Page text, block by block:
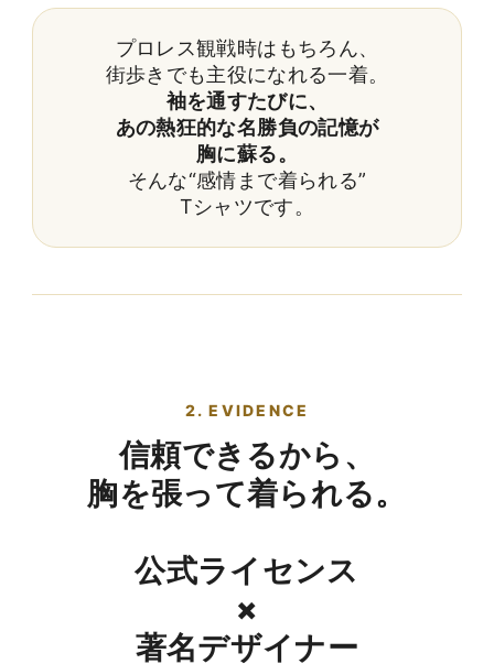
プロレス観戦時はもちろん、
街歩きでも主役になれる一着。
袖を通すたびに、
あの熱狂的な名勝負の記憶が
胸に蘇る。
そんな“感情まで着られる”
Tシャツです。
2. EVIDENCE
信頼できるから、
胸を張って着られる。
公式ライセンス
×
著名デザイナー